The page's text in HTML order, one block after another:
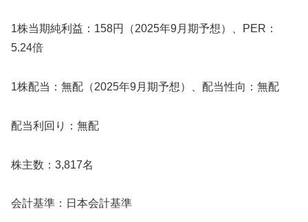
1株当期純利益：158円（2025年9月期予想）、PER：
5.24倍
1株配当：無配（2025年9月期予想）、配当性向：無配
配当利回り：無配
株主数：3,817名
会計基準：日本会計基準